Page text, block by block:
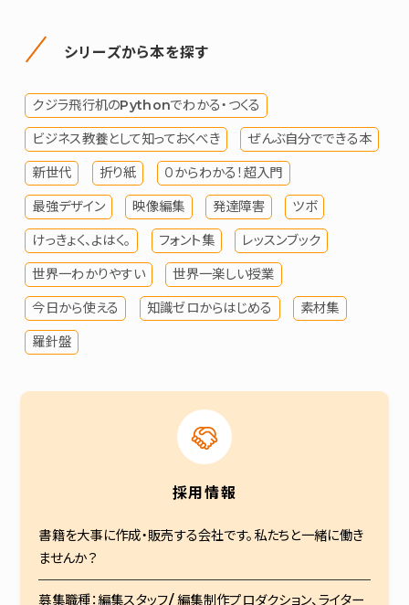
シリーズから本を探す
クジラ飛行机のPythonでわかる・つくる
ビジネス教養として知っておくべき ぜんぶ自分でできる本
新世代 折り紙 ０からわかる！超入門
最強デザイン 映像編集 発達障害 ツボ
けっきょく、よはく。 フォント集 レッスンブック
世界一わかりやすい 世界一楽しい授業
今日から使える 知識ゼロからはじめる 素材集
羅針盤
採用情報
書籍を大事に作成・販売する会社です。私たちと一緒に働き
ませんか？
募集職種：編集スタッフ/ 編集制作プロダクション、ライター